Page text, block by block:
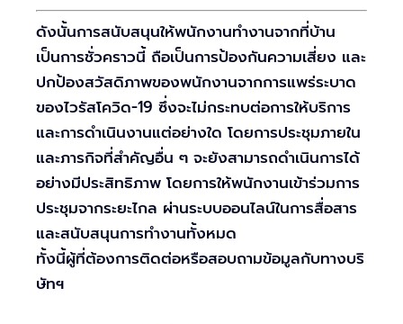
ดังนั้นการสนับสนุนให้พนักงานทำงานจากที่บ้าน
เป็นการชั่วคราวนี้ ถือเป็นการป้องกันความเสี่ยง และ
ปกป้องสวัสดิภาพของพนักงานจากการแพร่ระบาด
ของไวรัสโควิด-19 ซึ่งจะไม่กระทบต่อการให้บริการ
และการดำเนินงานแต่อย่างใด โดยการประชุมภายใน
และภารกิจที่สำคัญอื่น ๆ จะยังสามารถดำเนินการได้
อย่างมีประสิทธิภาพ โดยการให้พนักงานเข้าร่วมการ
ประชุมจากระยะไกล ผ่านระบบออนไลน์ในการสื่อสาร
และสนับสนุนการทำงานทั้งหมด
ทั้งนี้ผู้ที่ต้องการติดต่อหรือสอบถามข้อมูลกับทางบริ
ษัทฯ